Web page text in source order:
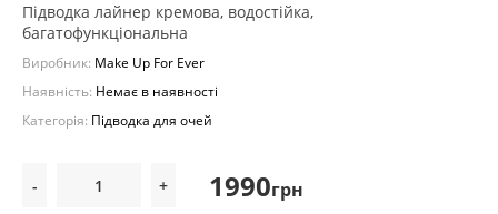
Підводка лайнер кремова, водостійка,
багатофункціональна
Виробник: Make Up For Ever
Наявність: Немає в наявності
Категорія: Підводка для очей
- + 1990грн